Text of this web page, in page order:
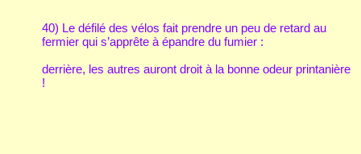
40) Le défilé des vélos fait prendre un peu de retard au
fermier qui s’apprête à épandre du fumier :
derrière, les autres auront droit à la bonne odeur printanière
!